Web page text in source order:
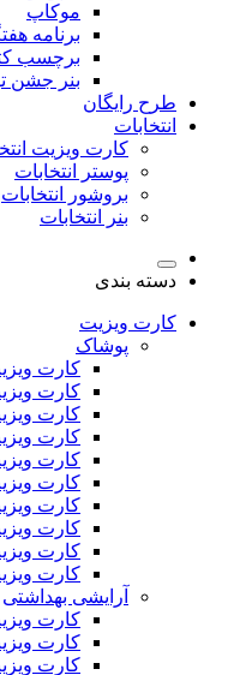
موکاپ
برنامه
برچسب
بنر جشن
طرح رایگان
انتخابات
کارت ویزیت
پوستر انتخابات
بروشور انتخابات
بنر انتخابات
دسته بندی
کارت ویزیت
پوشاک
کارت
کارت
کارت
کارت
کارت
کارت
کارت
کارت
کارت
کارت
آرایشی بهداشتی
کارت
کارت
کارت